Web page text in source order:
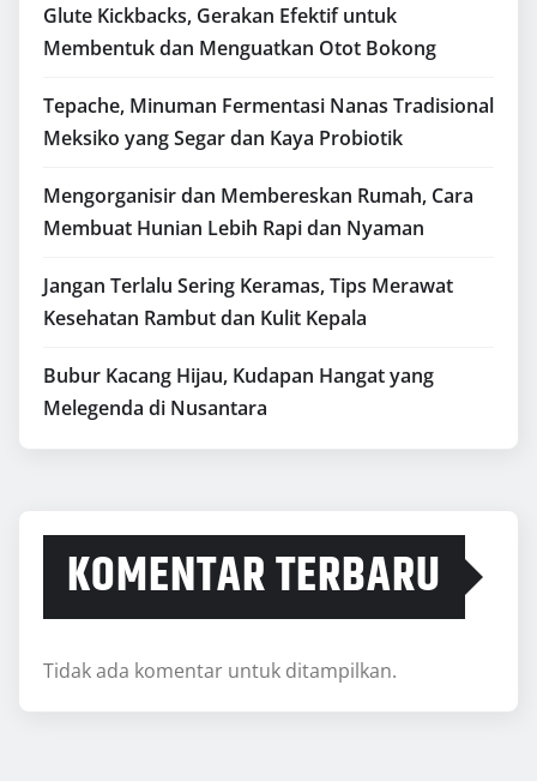
Glute Kickbacks, Gerakan Efektif untuk
Membentuk dan Menguatkan Otot Bokong
Tepache, Minuman Fermentasi Nanas Tradisional
Meksiko yang Segar dan Kaya Probiotik
Mengorganisir dan Membereskan Rumah, Cara
Membuat Hunian Lebih Rapi dan Nyaman
Jangan Terlalu Sering Keramas, Tips Merawat
Kesehatan Rambut dan Kulit Kepala
Bubur Kacang Hijau, Kudapan Hangat yang
Melegenda di Nusantara
KOMENTAR TERBARU
Tidak ada komentar untuk ditampilkan.